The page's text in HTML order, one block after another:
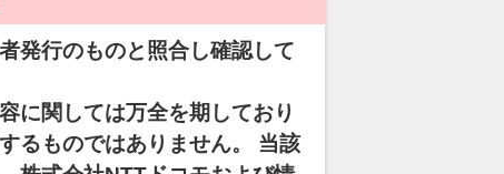
発行のものと照合し確認して
に関しては万全を期しており
るものではありません。 当該